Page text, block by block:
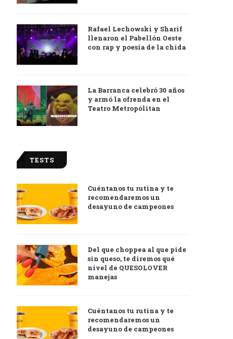
Rafael Lechowski y Sharif
llenaron el Pabellón Oeste
con rap y poesía de la chida
La Barranca celebró 30 años
y armó la ofrenda en el
Teatro Metropólitan
TESTS
Cuéntanos tu rutina y te
recomendaremos un
desayuno de campeones
Del que choppea al que pide
sin queso, te diremos qué
nivel de QUESOLOVER
manejas
Cuéntanos tu rutina y te
recomendaremos un
desayuno de campeones